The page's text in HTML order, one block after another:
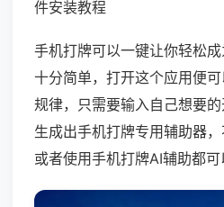
件安装教程
手机打牌可以一键让你轻松
十分简单，打开这个应用便
规律，只需要输入自己想要
生成出手机打牌专用辅助器
或者使用手机打牌AI辅助都可